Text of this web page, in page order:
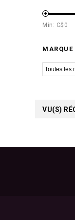
Min: C$ 0
MARQUE
VU(S)